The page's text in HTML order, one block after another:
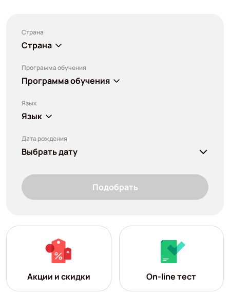
Страна
Страна
Программа обучения
Программа обучения
Язык
Язык
Дата рождения
Выбрать дату
Подобрать
Акции и скидки On-line тест